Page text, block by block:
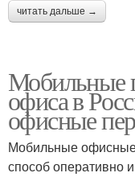
читать дальше →
Мобильные
офиса в
офисные
Мобильные
способ оперативно